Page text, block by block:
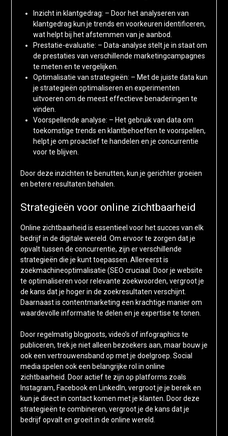
Inzicht in klantgedrag: – Door het analyseren van
klantgedrag kun je trends en voorkeuren identificeren,
wat helpt bij het afstemmen van je aanbod.
Prestatie-evaluatie: – Data-analyse stelt je in staat om
de prestaties van verschillende marketingcampagnes
te meten en te vergelijken.
Optimalisatie van strategieën: – Met de juiste data kun
je strategieën optimaliseren en experimenten
uitvoeren om de meest effectieve benaderingen te
vinden.
Voorspellende analyse: – Het gebruik van data om
toekomstige trends en klantbehoeften te voorspellen,
helpt je om proactief te handelen en je concurrentie
voor te blijven.
Door deze inzichten te benutten, kun je gerichter groeien
en betere resultaten behalen.
Strategieën voor online zichtbaarheid
Online zichtbaarheid is essentieel voor het succes van elk
bedrijf in de digitale wereld. Om ervoor te zorgen dat je
opvalt tussen de concurrentie, zijn er verschillende
strategieën die je kunt toepassen. Allereerst is
zoekmachineoptimalisatie (SEO cruciaal. Door je website
te optimaliseren voor relevante zoekwoorden, vergroot je
de kans dat je hoger in de zoekresultaten verschijnt.
Daarnaast is contentmarketing een krachtige manier om
waardevolle informatie te delen en je expertise te tonen.
Door regelmatig blogposts, video’s of infographics te
publiceren, trek je niet alleen bezoekers aan, maar bouw je
ook een vertrouwensband op met je doelgroep. Social
media spelen ook een belangrijke rol in online
zichtbaarheid. Door actief te zijn op platforms zoals
Instagram, Facebook en LinkedIn, vergroot je je bereik en
kun je direct in contact komen met je klanten. Door deze
strategieën te combineren, vergroot je de kans dat je
bedrijf opvalt en groeit in de online wereld.